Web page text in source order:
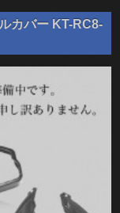
カバー KT-RC8-